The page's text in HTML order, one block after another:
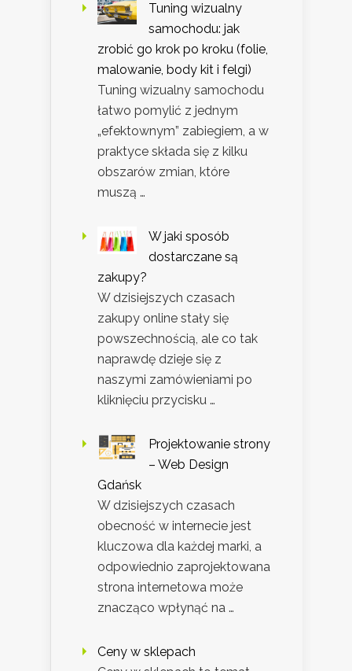
Tuning wizualny
samochodu: jak
zrobić go krok po kroku (folie,
malowanie, body kit i felgi)
Tuning wizualny samochodu
łatwo pomylić z jednym
„efektownym” zabiegiem, a w
praktyce składa się z kilku
obszarów zmian, które
muszą …
W jaki sposób
dostarczane są
zakupy?
W dzisiejszych czasach
zakupy online stały się
powszechnością, ale co tak
naprawdę dzieje się z
naszymi zamówieniami po
kliknięciu przycisku …
Projektowanie strony
– Web Design
Gdańsk
W dzisiejszych czasach
obecność w internecie jest
kluczowa dla każdej marki, a
odpowiednio zaprojektowana
strona internetowa może
znacząco wpłynąć na …
Ceny w sklepach